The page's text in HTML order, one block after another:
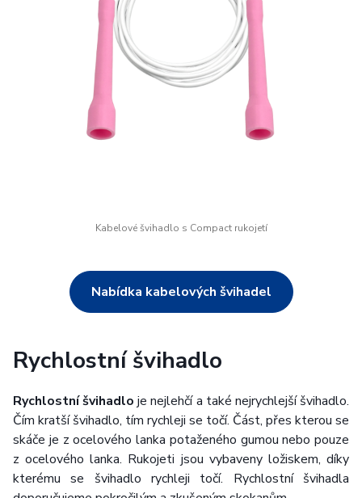
Kabelové švihadlo s Compact rukojetí
Nabídka kabelových švihadel
Rychlostní švihadlo
Rychlostní švihadlo je nejlehčí a také nejrychlejší švihadlo.
Čím kratší švihadlo, tím rychleji se točí. Část, přes kterou se
skáče je z ocelového lanka potaženého gumou nebo pouze
z ocelového lanka. Rukojeti jsou vybaveny ložiskem, díky
kterému se švihadlo rychleji točí. Rychlostní švihadla